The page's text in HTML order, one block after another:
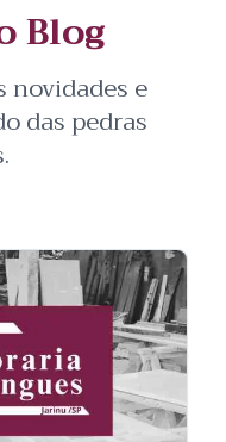
Blog
novidades e
das pedras